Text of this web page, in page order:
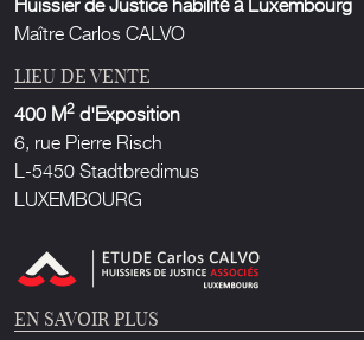
Maître Carlos CALVO
LIEU DE VENTE
400 M2 d'Exposition
6, rue Pierre Risch
L-5450 Stadtbredimus
LUXEMBOURG
EN SAVOIR PLUS